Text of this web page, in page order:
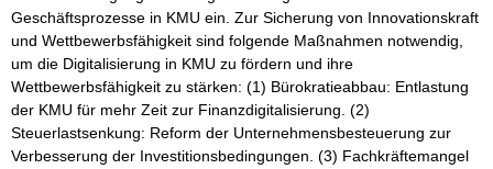
Geschäftsprozesse in KMU ein. Zur Sicherung von Innovationskraft
und Wettbewerbsfähigkeit sind folgende Maßnahmen notwendig,
um die Digitalisierung in KMU zu fördern und ihre
Wettbewerbsfähigkeit zu stärken: (1) Bürokratieabbau: Entlastung
der KMU für mehr Zeit zur Finanzdigitalisierung. (2)
Steuerlastsenkung: Reform der Unternehmensbesteuerung zur
Verbesserung der Investitionsbedingungen. (3) Fachkräftemangel